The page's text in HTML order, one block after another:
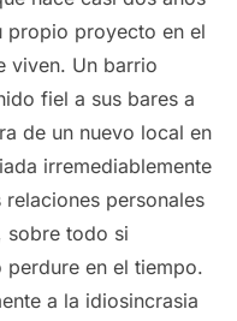
propio proyecto en el
viven. Un barrio
fiel a sus bares a
de un nuevo local en
irremediablemente
personales
sobre todo si
en el tiempo.
a la idiosincrasia